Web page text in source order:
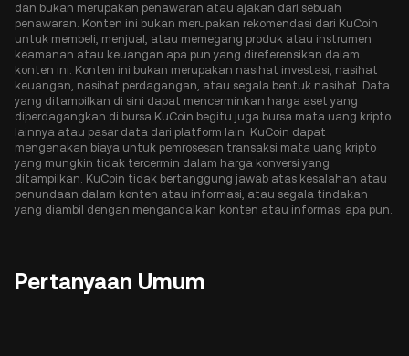
dan bukan merupakan penawaran atau ajakan dari sebuah
penawaran. Konten ini bukan merupakan rekomendasi dari KuCoin
untuk membeli, menjual, atau memegang produk atau instrumen
keamanan atau keuangan apa pun yang direferensikan dalam
konten ini. Konten ini bukan merupakan nasihat investasi, nasihat
keuangan, nasihat perdagangan, atau segala bentuk nasihat. Data
yang ditampilkan di sini dapat mencerminkan harga aset yang
diperdagangkan di bursa KuCoin begitu juga bursa mata uang kripto
lainnya atau pasar data dari platform lain. KuCoin dapat
mengenakan biaya untuk pemrosesan transaksi mata uang kripto
yang mungkin tidak tercermin dalam harga konversi yang
ditampilkan. KuCoin tidak bertanggung jawab atas kesalahan atau
penundaan dalam konten atau informasi, atau segala tindakan
yang diambil dengan mengandalkan konten atau informasi apa pun.
Pertanyaan Umum